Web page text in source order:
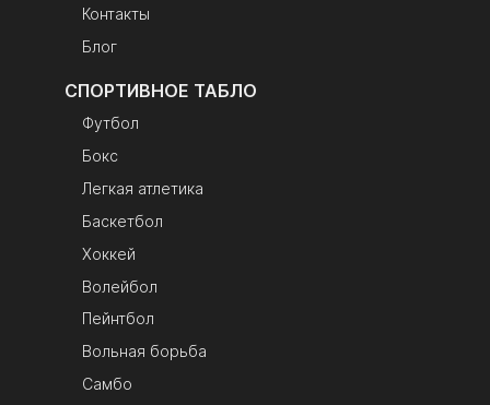
Контакты
Блог
СПОРТИВНОЕ ТАБЛО
Футбол
Бокс
Легкая атлетика
Баскетбол
Хоккей
Волейбол
Пейнтбол
Вольная борьба
Самбо